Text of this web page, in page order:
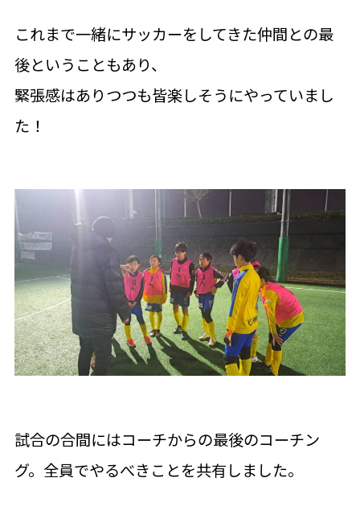
これまで一緒にサッカーをしてきた仲間との最
後ということもあり、
緊張感はありつつも皆楽しそうにやっていまし
た！
試合の合間にはコーチからの最後のコーチン
グ。全員でやるべきことを共有しました。